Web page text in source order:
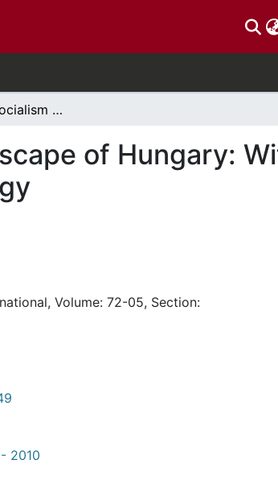
The impact of socialism on the rural landscape of Hungary: With special reference to the County of Somogy
of Hungary:
Volume: 72-05, Section:
2010